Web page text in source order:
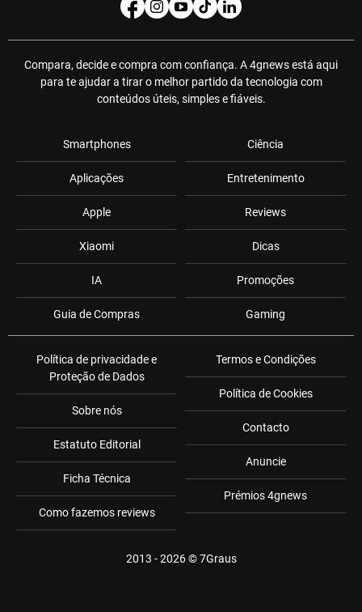
Compara, decide e compra com confiança. A 4gnews está aqui
para te ajudar a tirar o melhor partido da tecnologia com
conteúdos úteis, simples e fiáveis.
Smartphones
Aplicações
Apple
Xiaomi
IA
Guia de Compras
Ciência
Entretenimento
Reviews
Dicas
Promoções
Gaming
Política de privacidade e
Proteção de Dados
Sobre nós
Estatuto Editorial
Ficha Técnica
Como fazemos reviews
Termos e Condições
Política de Cookies
Contacto
Anuncie
Prémios 4gnews
2013 - 2026 ©7Graus